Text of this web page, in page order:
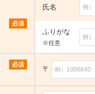
必須
氏名
ふりがな
※任意
必須
〒